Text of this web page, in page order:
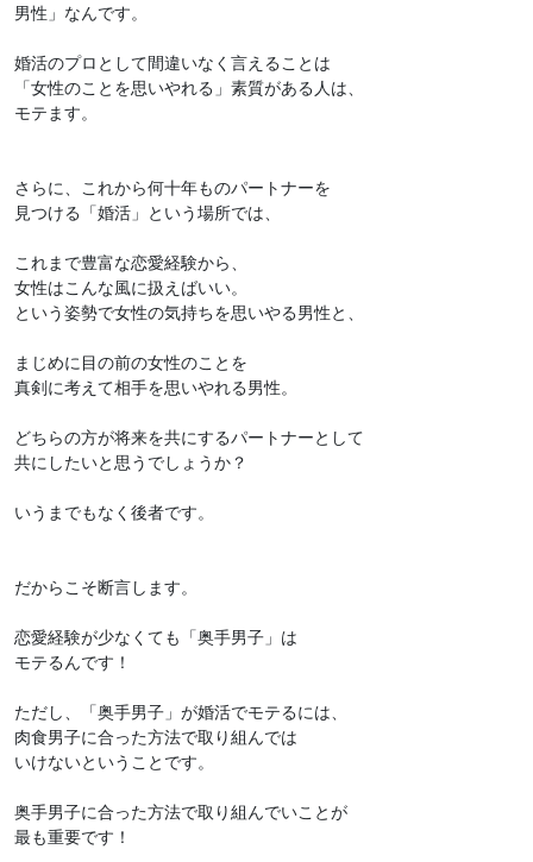
男性」なんです。
婚活のプロとして間違いなく言えることは
「女性のことを思いやれる」素質がある人は、
モテます。
さらに、これから何十年ものパートナーを
見つける「婚活」という場所では、
これまで豊富な恋愛経験から、
女性はこんな風に扱えばいい。
という姿勢で女性の気持ちを思いやる男性と、
まじめに目の前の女性のことを
真剣に考えて相手を思いやれる男性。
どちらの方が将来を共にするパートナーとして
共にしたいと思うでしょうか？
いうまでもなく後者です。
だからこそ断言します。
恋愛経験が少なくても「奥手男子」は
モテるんです！
ただし、「奥手男子」が婚活でモテるには、
肉食男子に合った方法で取り組んでは
いけないということです。
奥手男子に合った方法で取り組んでいことが
最も重要です！